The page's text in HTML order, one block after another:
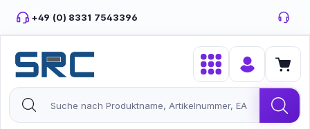
Zum Hauptinhalt springen
+49 (0) 8331 7543396